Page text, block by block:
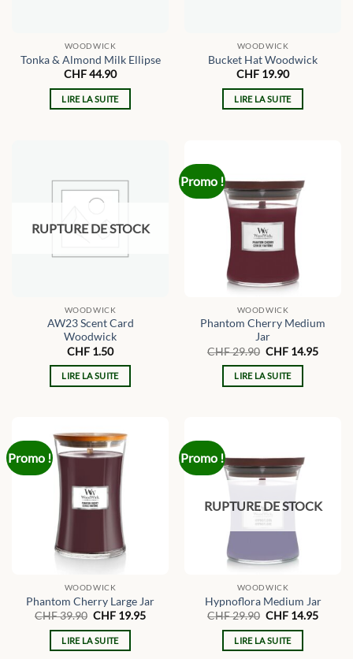
WOODWICK
Tonka & Almond Milk Ellipse
CHF44.90
LIRE LA SUITE
WOODWICK
Bucket Hat Woodwick
CHF 19.90
LIRE LA SUITE
RUPTURE DE STOCK
WOODWICK
AW23 Scent Card
Woodwick
CHF 1.50
LIRE LA SUITE
Promo !
WOODWICK
Phantom Cherry Medium
Jar
CHF29.90 Le
initial
était :
CHF 29.90.
CHF 14.95Le
LIRE LA SUITE
Promo !
WOODWICK
Phantom Cherry Large Jar
CHF39.90 Le
initial
était :
CHF 19.95Le
LIRE LA SUITE
Promo !
RUPTURE DE STOCK
WOODWICK
Hypnoflora Medium Jar
CHF29.90 Le
initial
était :
CHF 14.95Le
LIRE LA SUITE